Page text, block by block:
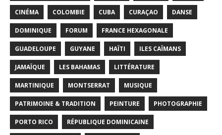
CINÉMA COLOMBIE CUBA CURAÇAO DANSE
DOMINIQUE FORUM FRANCE HEXAGONALE
GUADELOUPE GUYANE HAÏTI ILES CAÏMANS
JAMAÏQUE LES BAHAMAS LITTÉRATURE
MARTINIQUE MONTSERRAT MUSIQUE
PATRIMOINE & TRADITION PEINTURE PHOTOGRAPHIE
PORTO RICO RÉPUBLIQUE DOMINICAINE